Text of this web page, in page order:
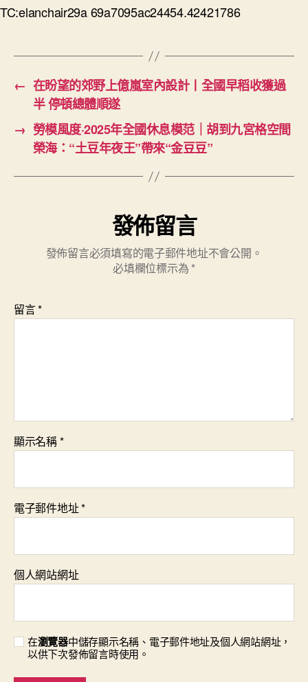
TC:elanchair29a 69a7095ac24454.42421786
← 在盼望的郊野上億嵐室內設計丨全國早稻收獲過
半 停頓總體順遂
→ 勞模風度·2025年全國休息模范｜胡到九宮格空間
榮海：“土豆年夜王”帶來“金豆豆”
發佈留言
發佈留言必須填寫的電子郵件地址不會公開。
必填欄位標示為 *
留言*
顯示名稱*
電子郵件地址*
個人網站網址
在瀏覽器中儲存顯示名稱、電子郵件地址及個人網站網址，
以供下次發佈留言時使用。